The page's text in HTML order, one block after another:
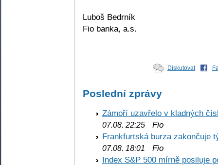
Luboš Bedrník
Fio banka, a.s.
Diskutovat
Poslední zprávy
Zámoří uzavřelo v kladných
07.08. 22:25 Fio
Frankfurtská burza zakončuje
07.08. 18:01
Fio
Index S&P 500 mírně posiluje